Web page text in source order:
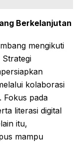
Berkelanjutan
mengikuti
kolaborasi
Fokus pada
literasi digital
itu,
mampu